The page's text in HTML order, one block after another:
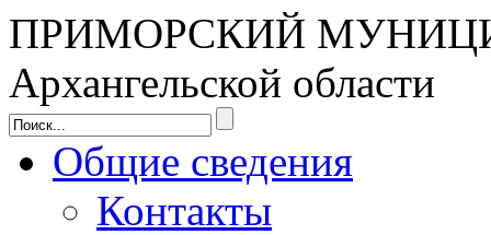
ПРИМОРСКИЙ
Архангельской области
Общие сведения
Контакты